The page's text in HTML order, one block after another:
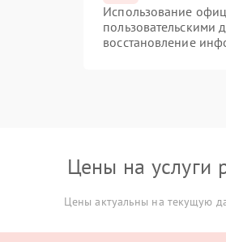
Использование
пользовательскими
восстановление
Цены на услуги
Цены актуальны на текущую